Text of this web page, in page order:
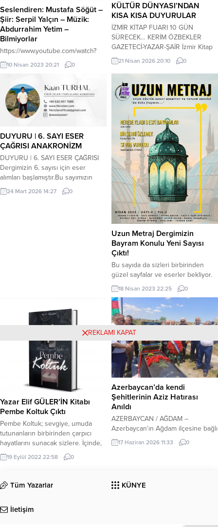
Seslendiren: Mustafa Söğüt –
Şiir: Serpil Yalçın – Müzik:
Abdurrahim Yetim –
Bilmiyorlar
https://www.youtube.com/watch?
v=iKIVVISFk0w
10 Nisan 2023 20:21 0
KÜLTÜR DÜNYASI’NDAN
KISA KISA DUYURULAR
İZMİR KİTAP FUARI 10 GÜN
SÜRECEK… KERİM ÖZBEKLER
GAZETECİ-YAZAR-ŞAİR İzmir Kitap
Fuarı 17-26 Nisan 2026 tarihleri
arasında eski İzmir Enternasyonel
Fuarı içinde açılacak ve 10 gün
sürecek, bir çok yazar ve şair bu
fuarda yer alacak. Söyleşiler-şiir
dinletileri-imza günleri-sergiler-
paneller yapılacak, yeni fuar İzmir’in
Gaziemir İlçesine 10 kilometre
uzaklıkta olduğu için...
21 Nisan 2026 20:10 0
DUYURU | 6. SAYI ESER
ÇAĞRISI ANAKRONİZM
DUYURU | 6. SAYI ESER ÇAĞRISI
Dergimizin 6. sayısı için eser
alımları başlamıştır.Bu sayımızın
teması: ANAKRONİZM Zamanın
sınırlarını aşan, geçmiş ve geleceği
24 Mart 2026 14:27 0
Uzun Metraj Dergimizin
Bayram Konulu Yeni Sayısı
Çıktı!
Bu sayıda da sizleri birbirinden
güzel sayfalar ve eserler bekliyor.
Keyifli okumalar diler, yorum ve
tavsiyelerinizi bekleriz. Dergimize
aşağıdaki linkten ulaşabilirsiniz.
https://drive.google.com/
…/1PCAAV5io7tdVqdEhwkh…/view…
#dergi#sanat#ramazan#bayram
18 Nisan 2023 22:25 0
Yazar Elif GÜLER’İN Kitabı
Pembe Koltuk Çıktı
Pembe Koltuk; sevgiye, umuda
tutunanların birbirinden çarpıcı
hayatlarını sunacak sizlere. İçinde,
herkesin kendi yaşamından izler
bulacağı, karakterlerle hemhal
demet bekliyor okurları. Kimi
kahramanlar ömrümün bağrından
hayallerimden, ulaşılamaz sandığım
19 Eylül 2022 22:58 0
Azerbaycan’da kendi
Şehitlerinin Aziz Hatırası
Anıldı
AZERBAYCAN / AĞDAM –
Azerbaycan’ın Ağdam ilçesine bağlı
Eyvazhanbeyli Köyü Mezarlığı’nda,
13 Haziran 2026 tarihinde Ağdam
kaybolan Elbrus Teymur oğlu
17 Haziran 2026 11:33 0
Tüm Yazarlar KÜNYE
İletişim
REKLAMI KAPAT